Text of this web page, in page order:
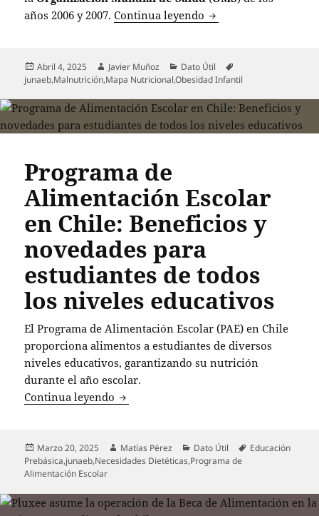
años 2006 y 2007.Continua leyendo Aumenta la
Publicado
el
Abril 4, 2025 Autor
Javier Muñoz Categorías
Dato Útil
junaeb,Malnutrición,Mapa Nutricional,Obesidad Infantil
Programa de
Alimentación Escolar
en Chile: Beneficios y
novedades para
estudiantes de todos
los niveles educativos
El Programa de Alimentación Escolar (PAE) en Chile
proporciona alimentos a estudiantes de diversos
niveles educativos, garantizando su nutrición
durante el año escolar.
Continua leyendo Programa de Alimentación Escolar en
Publicado
el
Marzo 20, 2025 Autor
Matías Pérez Categorías
Dato Útil Etiquetas
Educación
Prebásica,junaeb,Necesidades Dietéticas,Programa de
Alimentación Escolar